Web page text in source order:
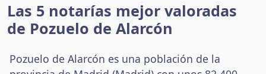
Las 5 notarías mejor valoradas
de Pozuelo de Alarcón
Pozuelo de Alarcón es una población de la